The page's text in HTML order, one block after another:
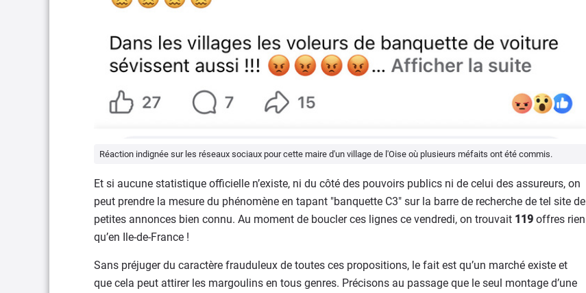
Réaction indignée sur les réseaux sociaux pour cette maire d'un village de l'Oise où plusieurs méfaits ont été commis.
Et si aucune statistique officielle n’existe, ni du côté des pouvoirs publics ni de celui des assureurs, on
peut prendre la mesure du phénomène en tapant "banquette C3" sur la barre de recherche de tel site de
petites annonces bien connu. Au moment de boucler ces lignes ce vendredi, on trouvait 119 offres rien
qu’en Ile-de-France !
Sans préjuger du caractère frauduleux de toutes ces propositions, le fait est qu’un marché existe et
que cela peut attirer les margoulins en tous genres. Précisons au passage que le seul montage d’une